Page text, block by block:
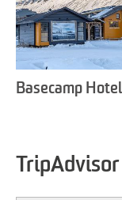
Basecamp Hotel
TripAdvisor